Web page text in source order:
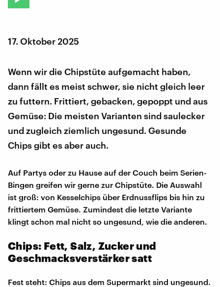
17. Oktober 2025
Wenn wir die Chipstüte aufgemacht haben,
dann fällt es meist schwer, sie nicht gleich leer
zu futtern. Frittiert, gebacken, gepoppt und aus
Gemüse: Die meisten Varianten sind saulecker
und zugleich ziemlich ungesund. Gesunde
Chips gibt es aber auch.
Auf Partys oder zu Hause auf der Couch beim Serien-
Bingen greifen wir gerne zur Chipstüte. Die Auswahl
ist groß: von Kesselchips über Erdnussflips bis hin zu
frittiertem Gemüse. Zumindest die letzte Variante
klingt schon mal nicht so ungesund, wie die anderen.
Chips: Fett, Salz, Zucker und
Geschmacksverstärker satt
Fest steht: Chips aus dem Supermarkt sind ungesund.